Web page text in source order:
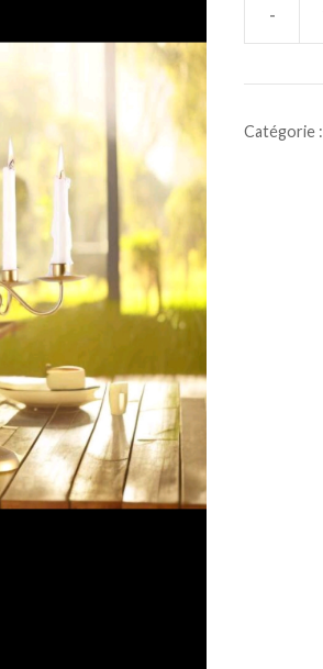
-
Catégorie :